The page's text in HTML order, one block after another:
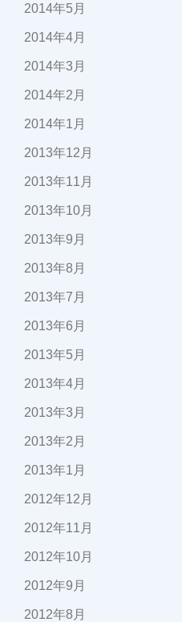
2014年5月
2014年4月
2014年3月
2014年2月
2014年1月
2013年12月
2013年11月
2013年10月
2013年9月
2013年8月
2013年7月
2013年6月
2013年5月
2013年4月
2013年3月
2013年2月
2013年1月
2012年12月
2012年11月
2012年10月
2012年9月
2012年8月